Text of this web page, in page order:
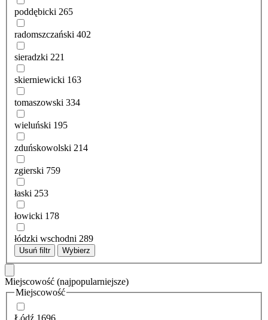
poddębicki 265
radomszczański 402
sieradzki 221
skierniewicki 163
tomaszowski 334
wieluński 195
zduńskowolski 214
zgierski 759
łaski 253
łowicki 178
łódzki wschodni 289
Usuń filtr Wybierz
Miejscowość (najpopularniejsze)
Miejscowość